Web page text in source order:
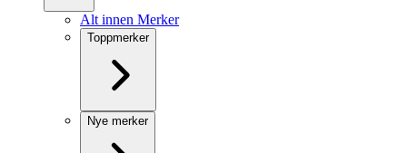
Alt innen Merker
Toppmerker
Nye merker